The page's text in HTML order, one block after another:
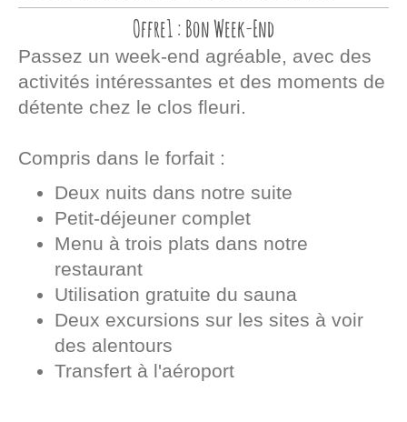
Offre1 : Bon Week-End
Passez un week-end agréable, avec des
activités intéressantes et des moments de
détente chez le clos fleuri.
Compris dans le forfait :
Deux nuits dans notre suite
Petit-déjeuner complet
Menu à trois plats dans notre
restaurant
Utilisation gratuite du sauna
Deux excursions sur les sites à voir
des alentours
Transfert à l'aéroport